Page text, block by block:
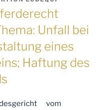
Unfall bei
eines
Haftung des
vom